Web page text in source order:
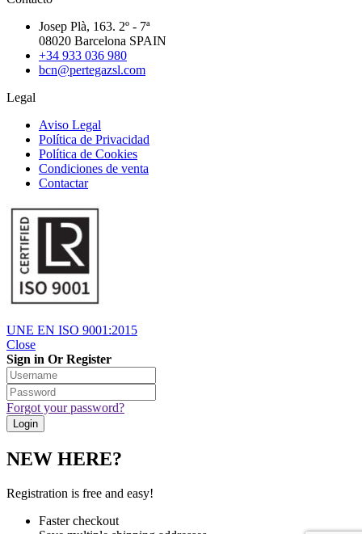
Josep Plà, 163. 2º - 7ª
08020 Barcelona SPAIN
+34 933 036 980
bcn@pertegazsl.com
Legal
Aviso Legal
Política de Privacidad
Política de Cookies
Condiciones de venta
Contactar
UNE EN ISO 9001:2015
Close
Sign in Or Register
Forgot your password?
NEW HERE?
Registration is free and easy!
Faster checkout